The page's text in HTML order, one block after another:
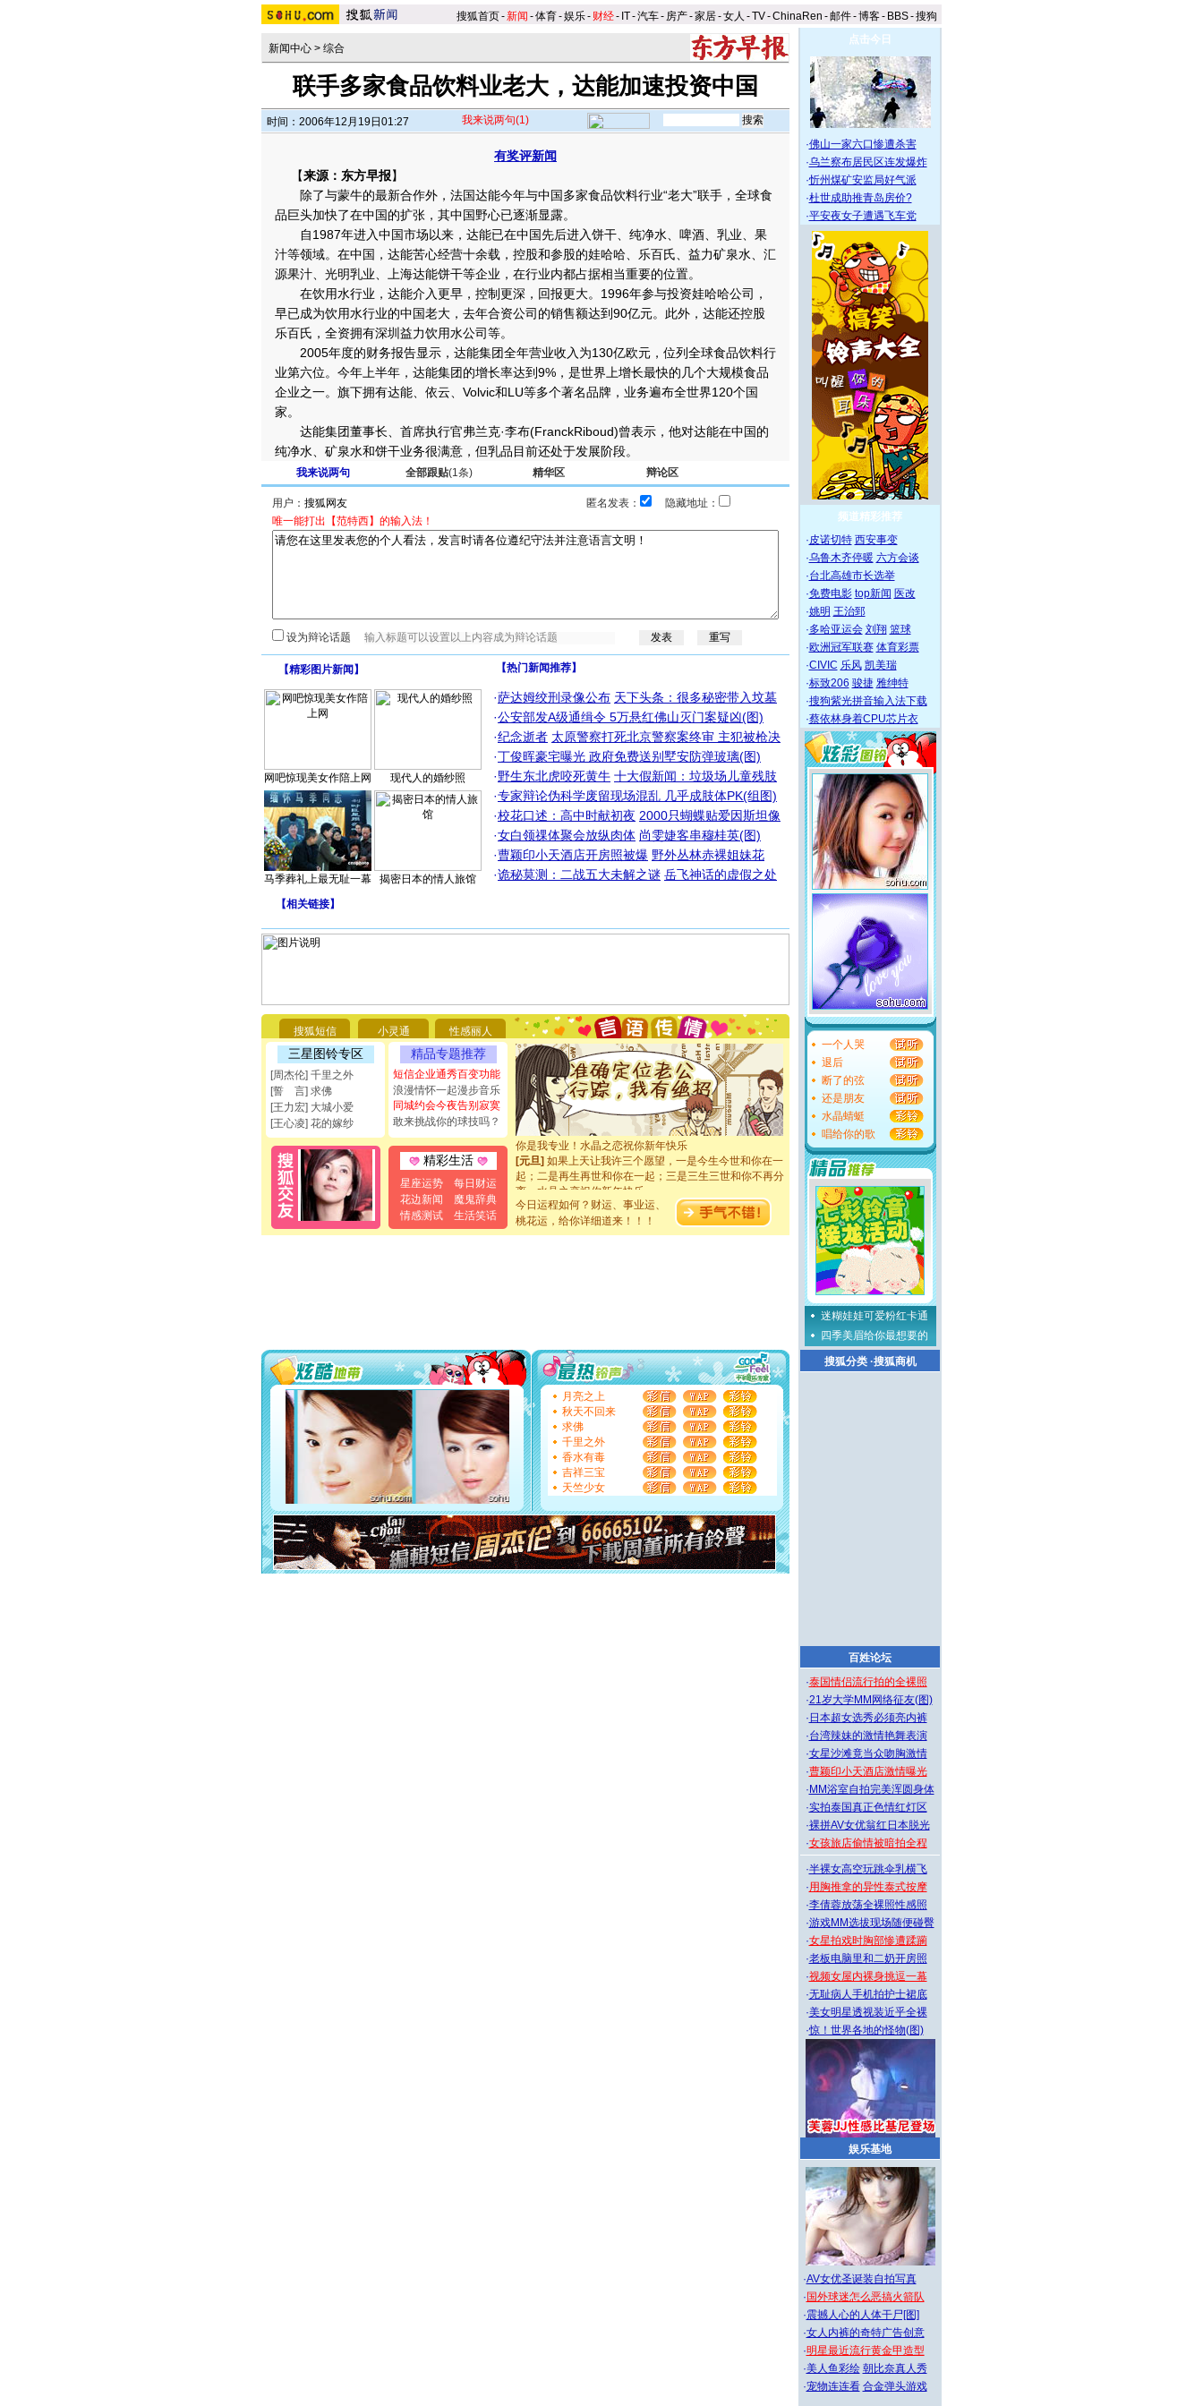
搜狐首页-新闻 -体育-娱乐- 财经- IT-汽车- 房产-家居-女人 -TV-ChinaRen -邮件-博客- BBS-搜狗
新闻中心 > 综合
联手多家食品饮料业老大，达能加速投资中国
时间：2006年12月19日01:27 我来说两句(1)
有奖评新闻
【来源：东方早报】
除了与蒙牛的最新合作外，法国达能今年与中国多家食品饮料行业“老大”联手，全球食
品巨头加快了在中国的扩张，其中国野心已逐渐显露。
自1987年进入中国市场以来，达能已在中国先后进入饼干、纯净水、啤酒、乳业、果
汁等领域。 在中国，达能苦心经营十余载，控股和参股的娃哈哈、乐百氏、益力矿泉水、汇
源果汁、光明乳业、上海达能饼干等企业，在行业内都占据相当重要的位置。
在饮用水行业，达能介入更早，控制更深，回报更大。1996年参与投资娃哈哈公司，
早已成为饮用水行业的中国老大，去年合资公司的销售额达到90亿元。此外，达能还控股
乐百氏，全资拥有深圳益力饮用水公司等。
2005年度的财务报告显示，达能集团全年营业收入为130亿欧元，位列全球食品饮料行
业第六位。今年上半年，达能集团的增长率达到9%，是世界上增长最快的几个大规模食品
企业之一。旗下拥有达能、依云、Volvic和LU等多个著名品牌，业务遍布全世界120个国
家。
达能集团董事长、首席执行官弗兰克·李布(FranckRiboud)曾表示，他对达能在中国的
纯净水、矿泉水和饼干业务很满意，但乳品目前还处于发展阶段。
我来说两句 全部跟贴(1条) 精华区 辩论区
用户： 匿名发表：
隐藏地址：
唯一能打出【范特西】的输入法！
设为辩论话题
【精彩图片新闻 】
网吧惊现美女作陪上网 现代人的婚纱照
马季葬礼上最无耻一幕 揭密日本的情人旅馆
【热门新闻推荐】
·萨达姆绞刑录像公布 天下头条：很多秘密带入坟墓
·公安部发A级通缉令 5万悬红佛山灭门案疑凶(图)
·纪念逝者 太原警察打死北京警察案终审 主犯被枪决
·丁俊晖豪宅曝光 政府免费送别墅安防弹玻璃(图)
·野生东北虎咬死黄牛 十大假新闻：垃圾场儿童残肢
·专家辩论伪科学废留现场混乱 几乎成肢体PK(组图)
·校花口述：高中时献初夜 2000只蝴蝶贴爱因斯坦像
·女白领祼体聚会放纵肉体 尚雯婕客串穆桂英(图)
·曹颖印小天酒店开房照被爆 野外丛林赤裸姐妹花
·诡秘莫测：二战五大未解之谜 岳飞神话的虚假之处
【相关链接】
搜狐短信 小灵通 性感丽人
三星图铃专区
[周杰伦] 千里之外
[誓 言] 求佛
[王力宏] 大城小爱
[王心凌] 花的嫁纱
精品专题推荐
短信企业通秀百变功能
浪漫情怀一起漫步音乐
同城约会今夜告别寂寞
敢来挑战你的球技吗？
精彩生活
星座运势
每日财运
花边新闻
魔鬼辞典
情感测试
生活笑话
要平安！千万要知足！千万不要忘记我！
[圣诞节]不只这样的日子才会想起你,而是这样的日子才
能正大光明地骚扰你,告诉你,圣诞要快乐!新年要快乐!天天
都要快乐噢!
[圣诞节]奉上一颗祝福的心,在这个特别的日子里,愿幸福,
如意,快乐,鲜花,一切美好的祝愿与你同在.圣诞快乐!
[元旦]看到你我会触电；看不到你我要充电；没有你我会
断电。爱你是我职业，想你是我事业，抱你是我特长，吻
你是我专业！水晶之恋祝你新年快乐
[元旦]如果上天让我许三个愿望，一是今生今世和你在一
起；二是再生再世和你在一起；三是三生三世和你不再分
离。水晶之恋祝你新年快乐
[元旦]当我狠下心扭头离去那一刻，你在我身后无助地哭
泣，这痛楚让我明白我多么爱你。我转身抱住你：这猪不
卖了。水晶之恋祝你新年快乐。
你太多，只有给你五千万：千万快乐！千万要健康！千万
要平安！千万要知足！千万不要忘记我！
[圣诞节]不只这样的日子才会想起你,而是这样的日子才
能正大光明地骚扰你,告诉你,圣诞要快乐!新年要快乐!天天
都要快乐噢!
[圣诞节]奉上一颗祝福的心,在这个特别的日子里,愿幸福,
如意,快乐,鲜花,一切美好的祝愿与你同在.圣诞快乐!
[元旦]
看到你我会触电；看不到你我要充电；没有你我会
断电。爱你是我职业，想你是我事业，抱你是我特长，吻
你是我专业！水晶之恋祝你新年快乐
[元旦]
起；二是再生再世和你在一起；三是三生三世和你不再分
离。水晶之恋祝你新年快乐
[元旦]当我狠下心扭头离去那一刻，你在我身后无助地哭
泣，这痛楚让我明白我多么爱你。我转身抱住你：这猪不
今日运程如何？财运、事业运、
桃花运，给你详细道来！！！
月亮之上
秋天不回来
求佛
千里之外
香水有毒
吉祥三宝
天竺少女
点击今日
·佛山一家六口惨遭杀害
·乌兰察布居民区连发爆炸
·忻州煤矿安监局好气派
·杜世成助推青岛房价?
·平安夜女子遭遇飞车党
频道精彩推荐
·皮诺切特 西安事变
·乌鲁木齐停暖 六方会谈
·台北高雄市长选举
·免费电影 top新闻 医改
·姚明 王治郅
·多哈亚运会 刘翔 篮球
·欧洲冠军联赛 体育彩票
·CIVIC 乐风 凯美瑞
·标致206 骏捷 雅绅特
·搜狗紫光拼音输入法下载
·蔡依林身着CPU芯片衣
一个人哭
退后
断了的弦
还是朋友
水晶蜻蜓
唱给你的歌
迷糊娃娃可爱粉红卡通
四季美眉给你最想要的
搜狐分类·搜狐商机
百姓论坛
·泰国情侣流行拍的全裸照
·21岁大学MM网络征友(图)
· 日本超女选秀必须亮内裤
·台湾辣妹的激情艳舞表演
·女星沙滩竟当众吻胸激情
·曹颖印小天酒店激情曝光
· MM浴室自拍完美浑圆身体
·实拍泰国真正色情红灯区
·裸拼AV女优翁红日本脱光
·女孩旅店偷情被暗拍全程
·半裸女高空玩跳伞乳横飞
·用胸推拿的异性泰式按摩
·李倩蓉放荡全裸照性感照
·游戏MM选拔现场随便碰臀
·女星拍戏时胸部惨遭蹂躏
·老板电脑里和二奶开房照
·视频女屋内裸身挑逗一幕
·无耻病人手机拍护士裙底
·美女明星透视装近乎全裸
·惊！世界各地的怪物(图)
娱乐基地
·AV女优圣诞装自拍写真
· 国外球迷怎么恶搞火箭队
·震撼人心的人体干尸[图]
·女人内裤的奇特广告创意
·明星最近流行黄金甲造型
·美人鱼彩绘 朝比奈真人秀
·宠物连连看 合金弹头游戏